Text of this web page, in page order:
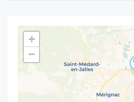
+
−